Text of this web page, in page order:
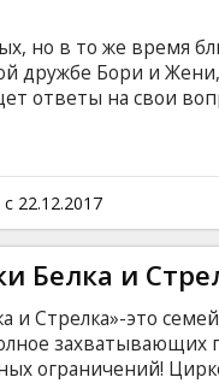
но в то же время
дружбе Бори и
ответы на свои
в походе в лес за
ценностей –
Фильм на
22.12.2017
Белка и
и Стрелка»-это
захватывающих
ограничений!